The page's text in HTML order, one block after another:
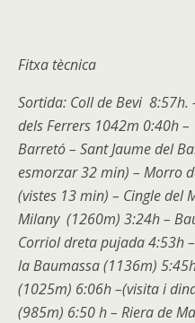
Fitxa tècnica
Sortida: Coll de Bevi 8:57h.
dels Ferrers 1042m 0:40h
Barretó – Sant Jaume del
esmorzar 32 min) – Morro
(vistes 13 min) – Cingle del
Milany (1260m) 3:24h –
Corriol dreta pujada 4:53h
la Baumassa (1136m)
(1025m) 6:06h –(visita i
(985m) 6:50 h – Riera de